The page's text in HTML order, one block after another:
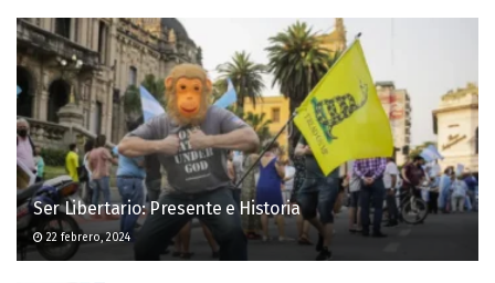
Ser Libertario: Presente e Historia
22 febrero, 2024